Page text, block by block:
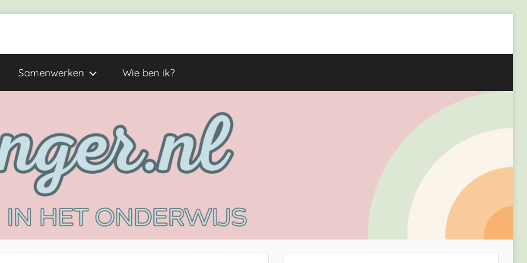
Samenwerken Wie ben ik?